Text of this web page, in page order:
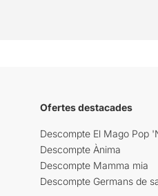
Ofertes destacades
Descompte El Mago Pop
Descompte Ànima
Descompte Mamma mia
Descompte Germans de